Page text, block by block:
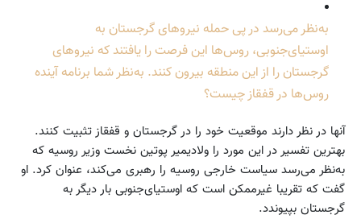
به‌نظر می‌رسد در پی حمله نیروهای گرجستان به
اوستیای‌جنوبی، روس‌ها این فرصت را یافتند که نیروهای
گرجستان را از این منطقه بیرون کنند. به‌نظر شما برنامه آینده
روس‌ها در قفقاز چیست؟
آنها در نظر دارند موقعیت خود را در گرجستان و قفقاز تثبیت کنند.
بهترین تفسیر در این مورد را ولادیمیر پوتین نخست وزیر روسیه که
به‌نظر می‌رسد سیاست خارجی روسیه را رهبری می‌کند، عنوان کرد. او
گفت که تقریبا غیرممکن است که اوستیای‌جنوبی بار دیگر به
گرجستان بپیوندد.